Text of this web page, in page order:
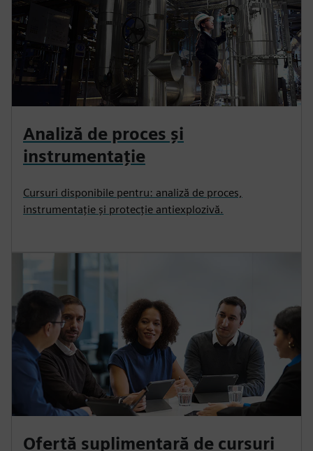
Analiză de proces și
instrumentație
Cursuri disponibile pentru: analiză de proces,
instrumentație și protecție antiexplozivă.
Ofertă suplimentară de cursuri